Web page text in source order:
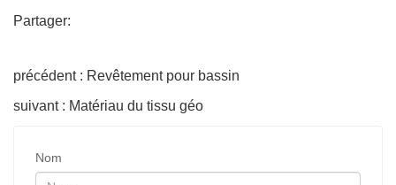
Partager:
précédent : Revêtement pour bassin
suivant : Matériau du tissu géo
Nom